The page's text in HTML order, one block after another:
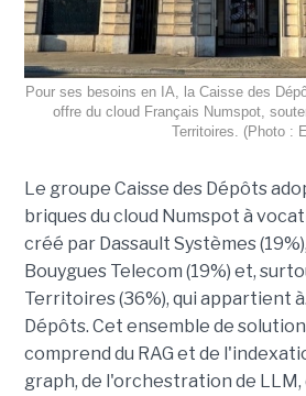
Pour ses besoins en IA, la Caisse des
offre du cloud Français Numspot,
Territoires. (Photo :
Le groupe Caisse des Dépôts
briques du cloud Numspot à
créé par Dassault Systèmes
Bouygues Telecom (19%) et,
Territoires (36%), qui appartient
Dépôts. Cet ensemble de
comprend du RAG et de
graph, de l'orchestration de